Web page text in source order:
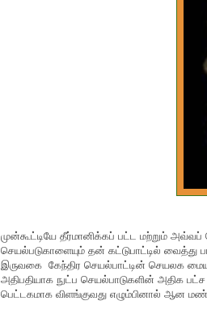
முன்கூட்டியே தீர்மானிக்கப் பட்ட மற்றும்
செயல்படுகாளையும் தன் கட்டுபாட்டில்
இருவகை கேந்திர செயல்பாட்டின் செயலக
அதிபதியாக நுட்ப செயல்பாடுகளின் அதிக
பெட்டகமாக விளங்குவது எழும்பினால் ஆன